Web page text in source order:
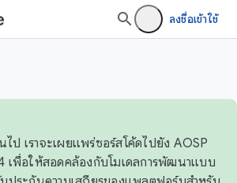
ลงชื่อเข้าใช้
ป เราจะเผยแพร่ซอร์สโค้ดไปยัง AOSP
เพื่อให้สอดคล้องกับโมเดลการพัฒนาแบบ